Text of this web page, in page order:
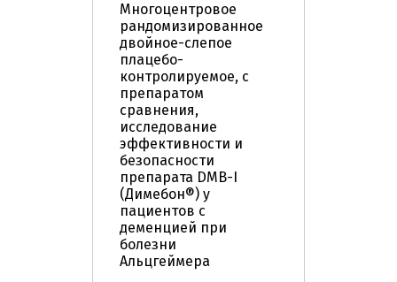
Многоцентровое
рандомизированное
двойное-слепое
плацебо-
контролируемое, с
препаратом
сравнения,
исследование
эффективности и
безопасности
препарата DMB-I
(Димебон®) у
пациентов с
деменцией при
болезни
Альцгеймера